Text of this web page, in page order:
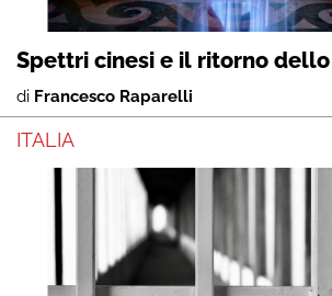
Spettri cinesi e il ritorno
di Francesco Raparelli
ITALIA